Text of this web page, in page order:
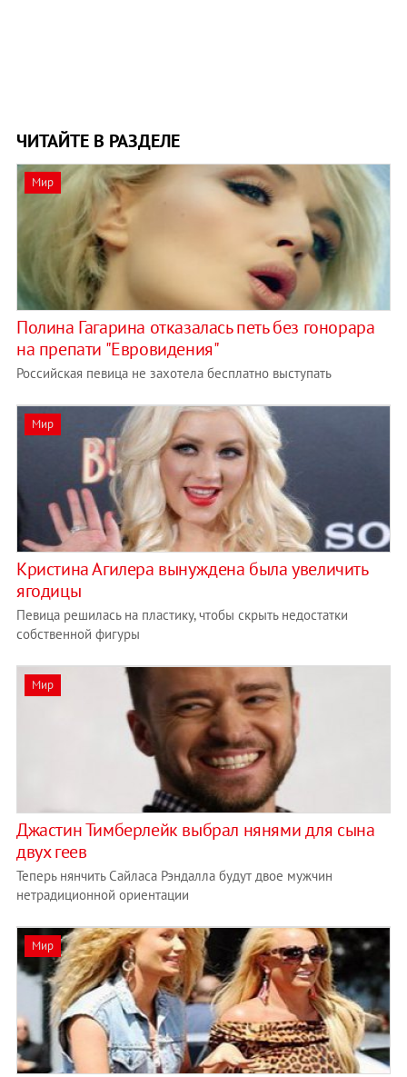
ЧИТАЙТЕ В РАЗДЕЛЕ
Мир
Полина Гагарина отказалась петь без гонорара
на препати "Евровидения"
Российская певица не захотела бесплатно выступать
Мир
Кристина Агилера вынуждена была увеличить
ягодицы
Певица решилась на пластику, чтобы скрыть недостатки
собственной фигуры
Мир
Джастин Тимберлейк выбрал нянями для сына
двух геев
Теперь нянчить Сайласа Рэндалла будут двое мужчин
нетрадиционной ориентации
Мир